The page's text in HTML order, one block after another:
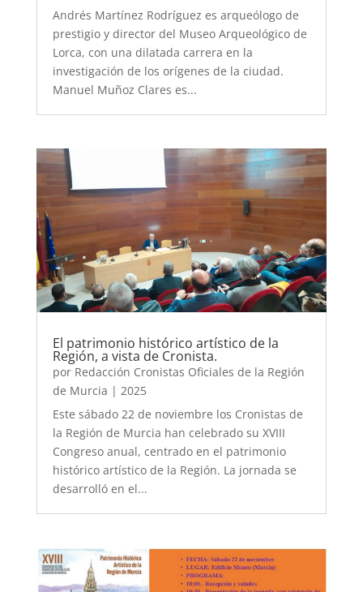
Andrés Martínez Rodríguez es arqueólogo de
prestigio y director del Museo Arqueológico de
Lorca, con una dilatada carrera en la
investigación de los orígenes de la ciudad.
Manuel Muñoz Clares es...
El patrimonio histórico artístico de la
Región, a vista de Cronista.
por Redacción Cronistas Oficiales de la Región
de Murcia | 2025
Este sábado 22 de noviembre los Cronistas de
la Región de Murcia han celebrado su XVIII
Congreso anual, centrado en el patrimonio
histórico artístico de la Región. La jornada se
desarrolló en el...